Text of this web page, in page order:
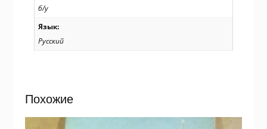
б/у
Язык:
Русский
Похожие